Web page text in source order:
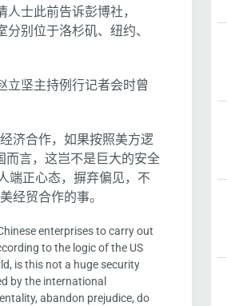
士此前告诉彭博社，
别位于洛杉矶、纽约、
立坚主持例行记者会时曾
济合作，如果按照美方逻
而言，这岂不是巨大的安全
端正心态，摒弃偏见，不
经贸合作的事。
enterprises to carry out
to the logic of the US
is this not a huge security
by the international
abandon prejudice, do